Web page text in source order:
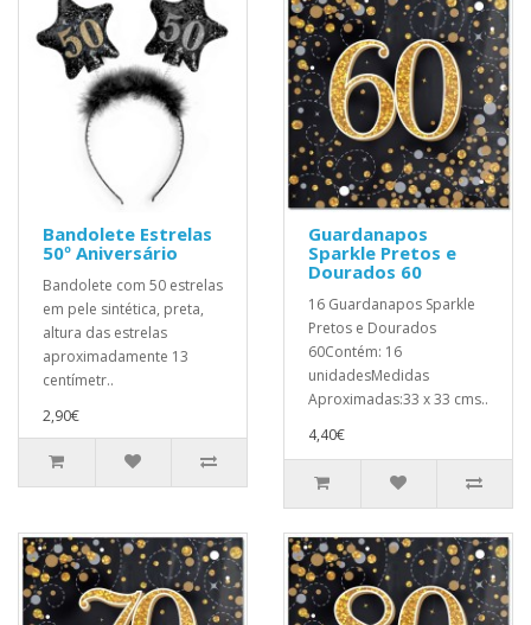
Bandolete Estrelas
50º Aniversário
Bandolete com 50 estrelas
em pele sintética, preta,
altura das estrelas
aproximadamente 13
centímetr..
2,90€
Guardanapos
Sparkle Pretos e
Dourados 60
16 Guardanapos Sparkle
Pretos e Dourados
60Contém: 16
unidadesMedidas
Aproximadas:33 x 33 cms..
4,40€